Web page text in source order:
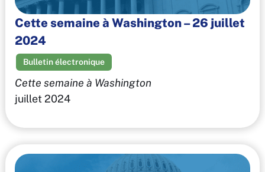
Cette semaine à Washington – 26 juillet
2024
Bulletin électronique
Cette semaine à Washington
juillet 2024